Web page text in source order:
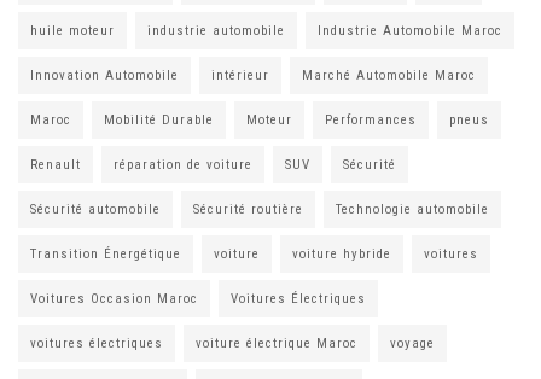
huile moteur industrie automobile Industrie Automobile Maroc
Innovation Automobile intérieur Marché Automobile Maroc
Maroc Mobilité Durable Moteur Performances pneus
Renault réparation de voiture SUV Sécurité
Sécurité automobile Sécurité routière Technologie automobile
Transition Énergétique voiture voiture hybride voitures
Voitures Occasion Maroc Voitures Électriques
voitures électriques voiture électrique Maroc voyage